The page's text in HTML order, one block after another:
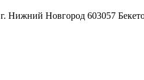
г. Нижний Новгород 603057